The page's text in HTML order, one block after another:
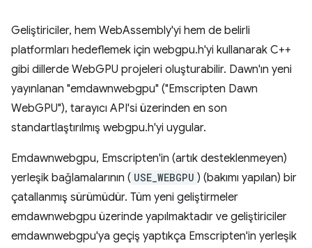
Geliştiriciler, hem WebAssembly'yi hem de belirli
platformları hedeflemek için webgpu.h'yi kullanarak C++
gibi dillerde WebGPU projeleri oluşturabilir. Dawn'ın yeni
yayınlanan "emdawnwebgpu" ("Emscripten Dawn
WebGPU"), tarayıcı API'si üzerinden en son
standartlaştırılmış webgpu.h'yi uygular.
Emdawnwebgpu, Emscripten'in (artık desteklenmeyen)
yerleşik bağlamalarının ( USE_WEBGPU ) (bakımı yapılan) bir
çatallanmış sürümüdür. Tüm yeni geliştirmeler
emdawnwebgpu üzerinde yapılmaktadır ve geliştiriciler
emdawnwebgpu'ya geçiş yaptıkça Emscripten'in yerleşik